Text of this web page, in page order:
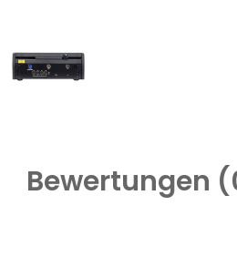
Bewertungen (